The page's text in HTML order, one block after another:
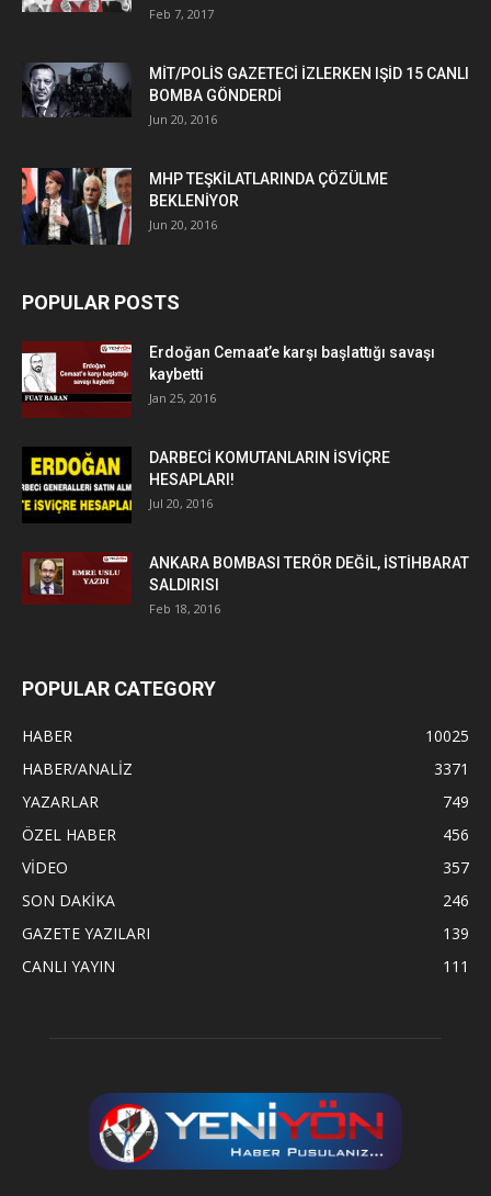
Feb 7, 2017
MİT/POLİS GAZETECİ İZLERKEN IŞİD 15 CANLI
BOMBA GÖNDERDİ
Jun 20, 2016
MHP TEŞKİLATLARINDA ÇÖZÜLME
BEKLENİYOR
Jun 20, 2016
POPULAR POSTS
Erdoğan Cemaat’e karşı başlattığı savaşı
kaybetti
Jan 25, 2016
DARBECİ KOMUTANLARIN İSVİÇRE
HESAPLARI!
Jul 20, 2016
ANKARA BOMBASI TERÖR DEĞİL, İSTİHBARAT
SALDIRISI
Feb 18, 2016
POPULAR CATEGORY
HABER
10025
HABER/ANALİZ
3371
YAZARLAR
749
ÖZEL HABER
456
VİDEO
357
SON DAKİKA
246
GAZETE YAZILARI
139
CANLI YAYIN
111